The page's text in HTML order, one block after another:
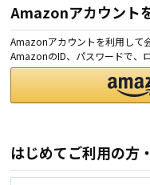
Amazonアカウント
Amazonアカウントを利用して
AmazonのID、パスワードで、
はじめてご利用の方